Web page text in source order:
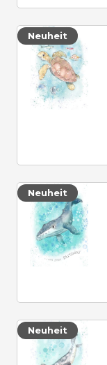
Neuheit
Neuheit
Neuheit